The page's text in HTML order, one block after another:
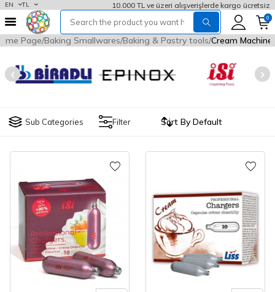
EN TL 10.000 TL ve üzeri alışverişlerde kargo ücretsiz
0
Page Baking Smallwares Baking & Pastry tools Cream
Sub Categories Filter